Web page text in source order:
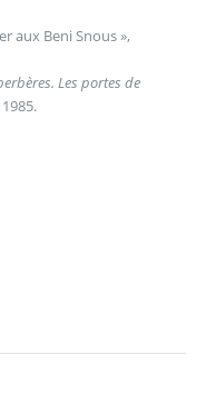
aux Beni Snous »,
Les portes de